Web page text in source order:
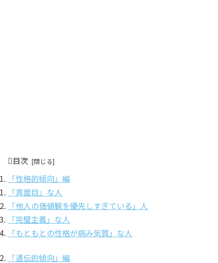
目次
「性格的傾向」編
「真面目」な人
「他人の価値観を優先しすぎている」人
「完璧主義」な人
「もともとの性格が病み気質」な人
「遺伝的傾向」編